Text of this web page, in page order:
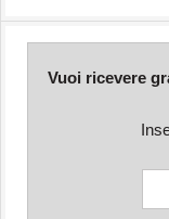
Vuoi ricevere